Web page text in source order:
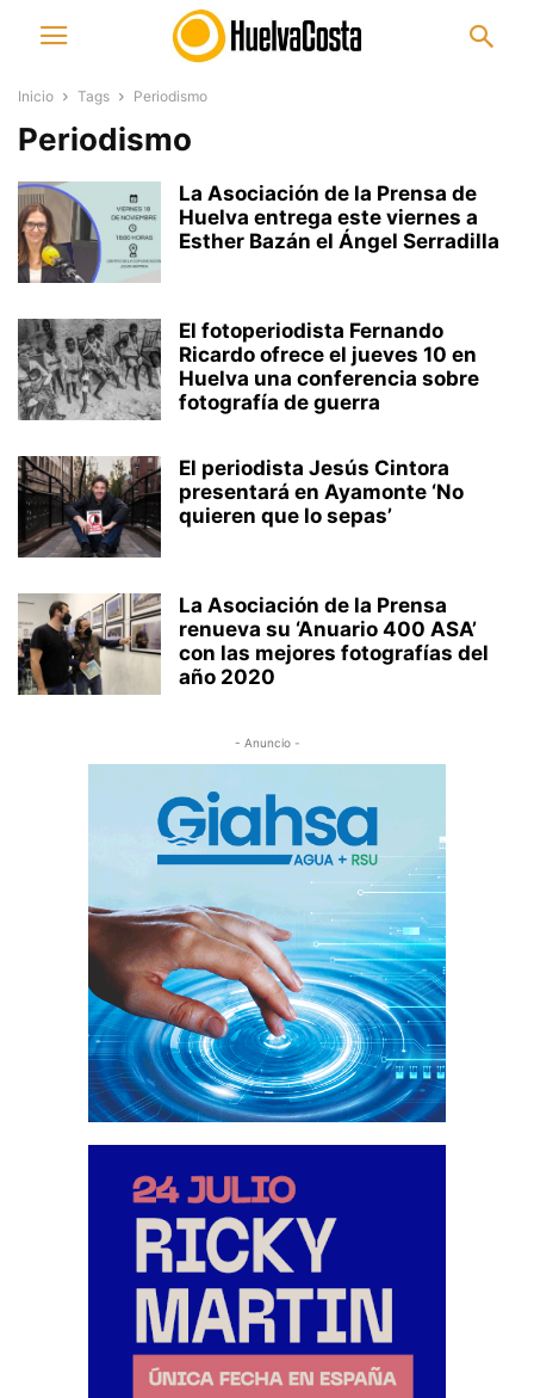
Inicio Tags Periodismo
Periodismo
La Asociación de la Prensa de
Huelva entrega este viernes a
Esther Bazán el Ángel Serradilla
El fotoperiodista Fernando
Ricardo ofrece el jueves 10 en
Huelva una conferencia sobre
fotografía de guerra
El periodista Jesús Cintora
presentará en Ayamonte ‘No
quieren que lo sepas’
La Asociación de la Prensa
renueva su ‘Anuario 400 ASA’
con las mejores fotografías del
año 2020
- Anuncio -